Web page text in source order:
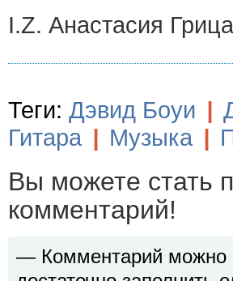
I.Z. Анастасия
Теги: Дэвид Боуи |
Гитара | Музыка |
Вы можете стать
комментарий!
— Комментарий можно